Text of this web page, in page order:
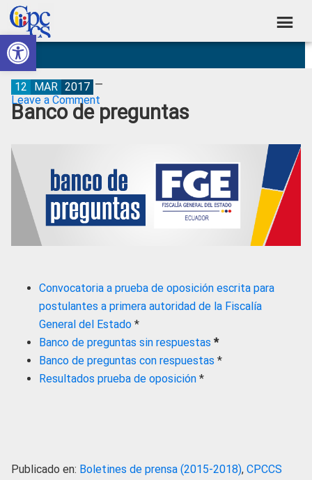
Abrir barra de herramientas
Skip
to
primary
navigation
Skip
to
main
content
Skip
to
primary
sidebar
Skip
to
footer
Consejo
de
Participación
Ciudadana
Control
Social
Construyendo
Poder
Ciudadano
Banco de preguntas
12 MAR 2017
Leave a Comment
Convocatoria a prueba de oposición escrita para
postulantes a primera autoridad de la Fiscalía
General del Estado *
Banco de preguntas sin respuestas *
Banco de preguntas con respuestas *
Resultados prueba de oposición *
Publicado en: Boletines de prensa (2015-2018), CPCCS